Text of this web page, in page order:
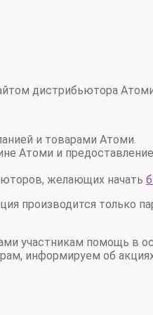
дистрибьютора
и товарами Атоми.
Атоми и
желающих начать
производится только
участникам помощь в
информируем об